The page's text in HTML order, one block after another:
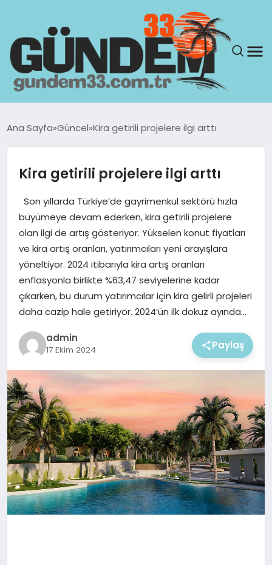
GÜNDEM
YAŞAM
SAĞLIK
TEKNOLOJI
EKONOMI
MAGAZIN
Ana Sayfa Güncel Kira getirili projelere ilgi arttı
Kira getirili projelere ilgi arttı
Son yıllarda Türkiye’de gayrimenkul sektörü hızla
büyümeye devam ederken, kira getirili projelere
olan ilgi de artış gösteriyor. Yükselen konut fiyatları
ve kira artış oranları, yatırımcıları yeni arayışlara
yöneltiyor. 2024 itibarıyla kira artış oranları
enflasyonla birlikte %63,47 seviyelerine kadar
çıkarken, bu durum yatırımcılar için kira gelirli projeleri
daha cazip hale getiriyor. 2024’ün ilk dokuz ayında…
admin
17 Ekim 2024 Paylaş